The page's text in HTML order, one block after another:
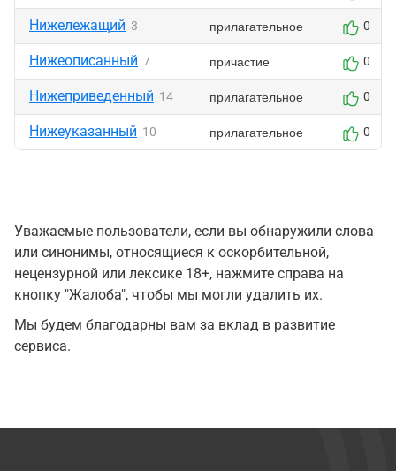
Нижележащий 3 прилагательное 0
Нижеописанный 7 причастие 0
Нижеприведенный 14 прилагательное 0
Нижеуказанный 10 прилагательное 0
Уважаемые пользователи, если вы обнаружили слова
или синонимы, относящиеся к оскорбительной,
нецензурной или лексике 18+, нажмите справа на
кнопку "Жалоба", чтобы мы могли удалить их.
Мы будем благодарны вам за вклад в развитие
сервиса.